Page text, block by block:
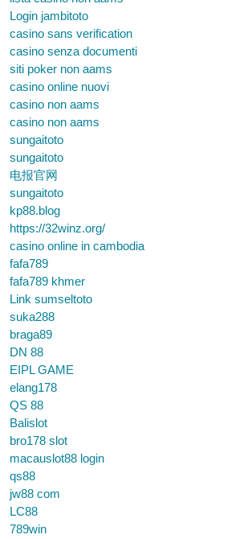
Login jambitoto
casino sans verification
casino senza documenti
siti poker non aams
casino online nuovi
casino non aams
casino non aams
sungaitoto
sungaitoto
电报官网
sungaitoto
kp88.blog
https://32winz.org/
casino online in cambodia
fafa789
fafa789 khmer
Link sumseltoto
suka288
braga89
DN 88
EIPL GAME
elang178
QS 88
Balislot
bro178 slot
macauslot88 login
qs88
jw88 com
LC88
789win